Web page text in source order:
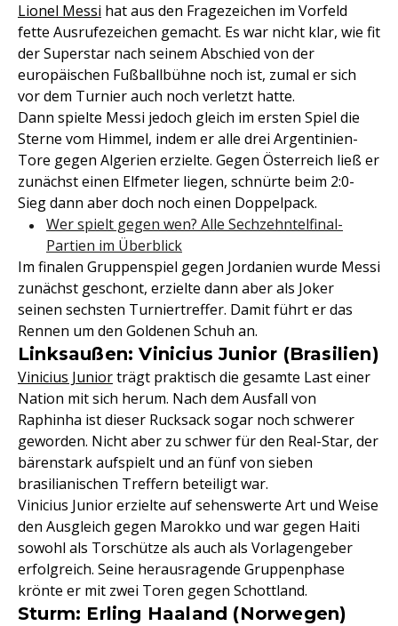
Lionel Messi hat aus den Fragezeichen im Vorfeld
fette Ausrufezeichen gemacht. Es war nicht klar, wie fit
der Superstar nach seinem Abschied von der
europäischen Fußballbühne noch ist, zumal er sich
vor dem Turnier auch noch verletzt hatte.
Dann spielte Messi jedoch gleich im ersten Spiel die
Sterne vom Himmel, indem er alle drei Argentinien-
Tore gegen Algerien erzielte. Gegen Österreich ließ er
zunächst einen Elfmeter liegen, schnürte beim 2:0-
Sieg dann aber doch noch einen Doppelpack.
Wer spielt gegen wen? Alle Sechzehntelfinal-
Partien im Überblick
Im finalen Gruppenspiel gegen Jordanien wurde Messi
zunächst geschont, erzielte dann aber als Joker
seinen sechsten Turniertreffer. Damit führt er das
Rennen um den Goldenen Schuh an.
Linksaußen: Vinicius Junior (Brasilien)
Vinicius Juniorträgt praktisch die gesamte Last einer
Nation mit sich herum. Nach dem Ausfall von
Raphinha ist dieser Rucksack sogar noch schwerer
geworden. Nicht aber zu schwer für den Real-Star, der
bärenstark aufspielt und an fünf von sieben
brasilianischen Treffern beteiligt war.
Vinicius Junior erzielte auf sehenswerte Art und Weise
den Ausgleich gegen Marokko und war gegen Haiti
sowohl als Torschütze als auch als Vorlagengeber
erfolgreich. Seine herausragende Gruppenphase
krönte er mit zwei Toren gegen Schottland.
Sturm: Erling Haaland (Norwegen)